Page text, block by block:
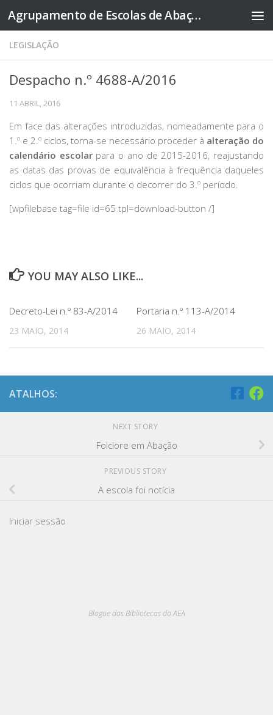
Skip to content Agrupamento de Escolas de Abação
LEGISLAÇÃO
Despacho n.º 4688-A/2016
11 ABRIL, 2016
Em face das alterações introduzidas, nomeadamente para o
1.º e 2.º ciclos, torna-se necessário proceder à alteração do
calendário escolarpara o ano de 2015-2016, reajustando
as datas das provas de equivalência à frequência daqueles
ciclos que ocorriam durante o decorrer do 3.º período.
[wpfilebase tag=file id=65 tpl=download-button /]
YOU MAY ALSO LIKE...
Decreto-Lei n.º 83-A/2014
23 MAIO, 2014
Portaria n.º 113-A/2014
26 MAIO, 2014
ATALHOS:
NEXT STORY
Folclore em Abação
PREVIOUS STORY
A escola foi notícia
Iniciar sessão
Blogue das Bibliotecas do AEA